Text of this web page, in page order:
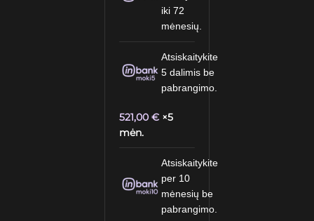
iki 72
mėnesių.
Atsiskaitykite
5 dalimis be
pabrangimo.
521,00€ ×5
mėn.
Atsiskaitykite
per 10
mėnesių be
pabrangimo.